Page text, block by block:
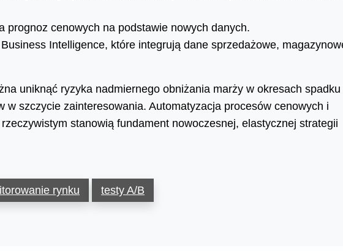
prognoz cenowych na podstawie nowych danych.
Intelligence, które integrują dane sprzedażowe,
uniknąć ryzyka nadmiernego obniżania marży w okresach spadku
w szczycie zainteresowania. Automatyzacja procesów cenowych i
stanowią fundament nowoczesnej, elastycznej strategii
rynku testy A/B